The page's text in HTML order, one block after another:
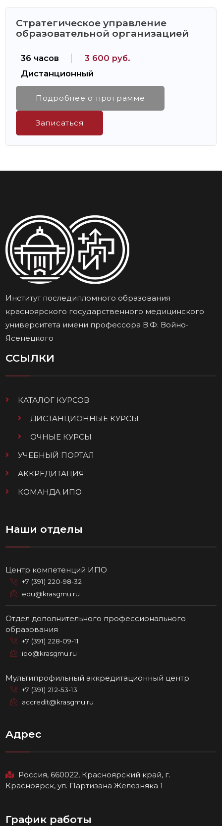
Стратегическое управление
образовательной организацией
36 часов
3 600 руб.
Дистанционный
Подробнее о программе
Записаться
Институт последипломного образования
красноярского государственного медицинского
университета имени профессора В.Ф. Войно-
Ясенецкого
ССЫЛКИ
КАТАЛОГ КУРСОВ
ДИСТАНЦИОННЫЕ КУРСЫ
ОЧНЫЕ КУРСЫ
УЧЕБНЫЙ ПОРТАЛ
АККРЕДИТАЦИЯ
КОМАНДА ИПО
Наши отделы
Центр компетенций ИПО
+7 (391) 220-98-32
edu@krasgmu.ru
Отдел дополнительного профессионального
образования
+7 (391) 228-09-11
ipo@krasgmu.ru
Мультипрофильный аккредитационный центр
+7 (391) 212-53-13
accredit@krasgmu.ru
Адрес
Россия, 660022, Красноярский край, г.
Красноярск, ул. Партизана Железняка 1
График работы